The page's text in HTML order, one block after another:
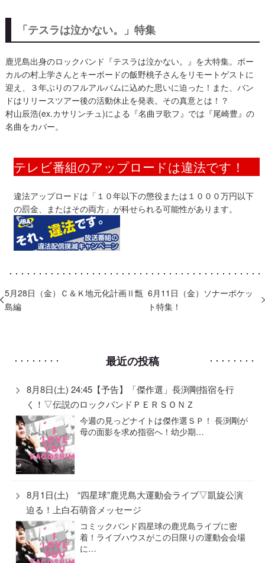
「テスラは泣かない。」特集
​鹿児島出身のロックバンド『テスラは泣かない。』を大特集。ボー
カルの村上学さんとキーボードの飯野桃子さんをリモートゲストに
迎え、３年ぶりのフルアルバムに込めた思いに迫った！また、バン
ドはリリースツアー後の活動休止を発表。その真意とは！？
村山辰浩(ex.カサリンチュ)による『名曲ヲ歌フ』では『尾崎豊』の
名曲をカバー。
テレビ番組のアップロードは違法です！
違法アップロードは「１０年以下の懲役または１０００万円以下
の罰金、またはその両方」が科せられる可能性があります。
​5月28日（金）Ｃ＆Ｋ地元化計画Ⅱ甑
島編
6月11日（金）ソナーポケッ
ト特集！
最近の投稿
8月8日(土) 24:45【予告】「傑作選」長渕剛指宿を行
く！▽伝説のロックバンドＰＥＲＳＯＮＺ
今週の見っどナイトは傑作選ＳＰ！ 長渕剛が
母の面影を求め指宿へ！幼少期…
8月1日(土) “四星球”鹿児島大運動会ライブ▽凱旋公演
迫る！上白石萌音メッセージ
コミックバンド四星球の鹿児島ライブに密
着！ライブハウスがこの日限りの運動会会場
に…